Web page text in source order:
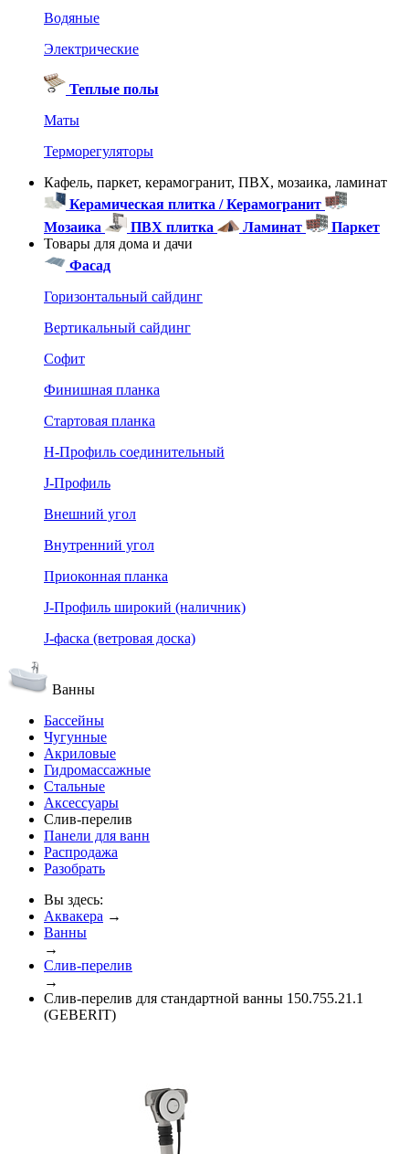
Водяные
Электрические
Теплые полы
Маты
Терморегуляторы
Кафель, паркет, керамогранит, ПВХ, мозаика, ламинат
Керамическая плитка / Керамогранит
Мозаика
ПВХ плитка Ламинат
Паркет
Товары для дома и дачи
Фасад
Горизонтальный сайдинг
Вертикальный сайдинг
Софит
Финишная планка
Стартовая планка
Н-Профиль соединительный
J-Профиль
Внешний угол
Внутренний угол
Приоконная планка
J-Профиль широкий (наличник)
J-фаска (ветровая доска)
Ванны
Бассейны
Чугунные
Акриловые
Гидромассажные
Стальные
Аксессуары
Слив-перелив
Панели для ванн
Распродажа
Разобрать
Вы здесь:
Аквакера →
Ванны
→
Слив-перелив
→
Слив-перелив для стандартной ванны 150.755.21.1
(GEBERIT)